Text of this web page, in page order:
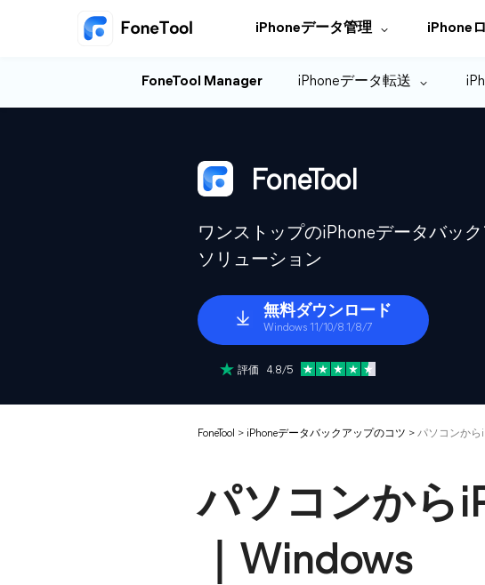
iPhoneデータ管理 iPhone
FoneTool Manager iPhoneデータ転送
FoneTool
ワンストップのiPhoneデータバッ
ソリューション
無料ダウンロード
Windows 11/10/8.1/8/7
評価 4.8/5
FoneTool > iPhoneデータバックアップのコツ > パソコンから
パソコンから
｜Windows